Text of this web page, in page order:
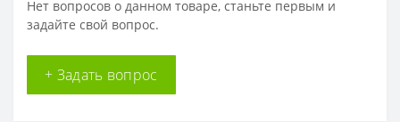
Нет вопросов о данном товаре, станьте первым и
задайте свой вопрос.
+ Задать вопрос